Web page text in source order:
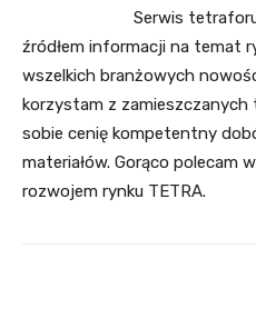
Serwis
źródłem informacji na temat
wszelkich branżowych
korzystam z
sobie cenię kompetentny
materiałów. Gorąco polecam
rozwojem rynku TETRA.